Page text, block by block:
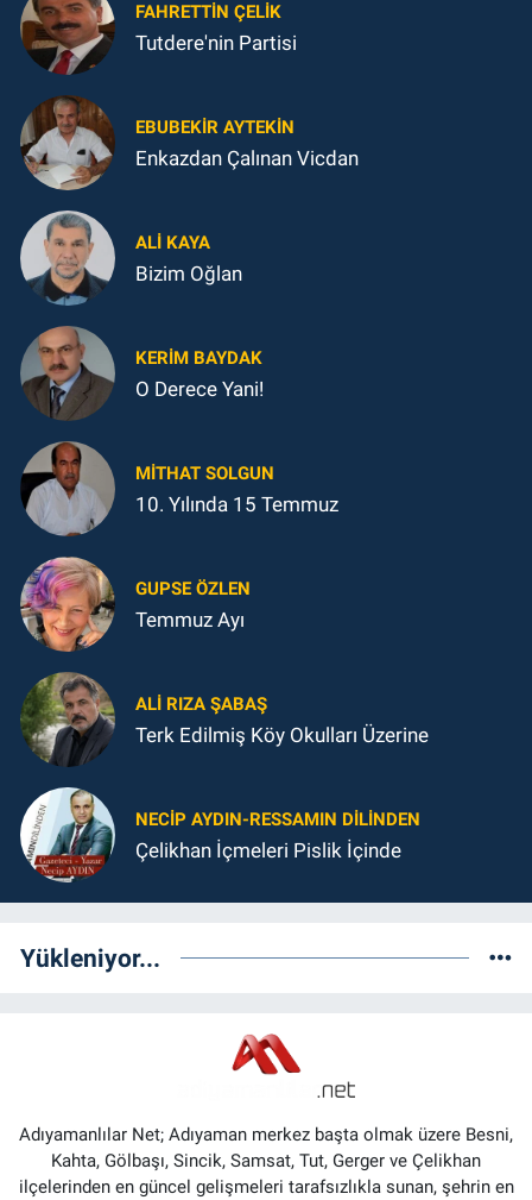
FAHRETTIN ÇELİK
Tutdere'nin Partisi
EBUBEKIR AYTEKIN
Enkazdan Çalınan Vicdan
ALI KAYA
Bizim Oğlan
KERIM BAYDAK
O Derece Yani!
MITHAT SOLGUN
10. Yılında 15 Temmuz
GUPSE ÖZLEN
Temmuz Ayı
ALI RIZA ŞABAŞ
Terk Edilmiş Köy Okulları Üzerine
NECIP AYDIN-RESSAMIN DILINDEN
Çelikhan İçmeleri Pislik İçinde
Yükleniyor...
Adıyamanlılar Net; Adıyaman merkez başta olmak üzere Besni,
Kahta, Gölbaşı, Sincik, Samsat, Tut, Gerger ve Çelikhan
ilçelerinden en güncel gelişmeleri tarafsızlıkla sunan, şehrin en